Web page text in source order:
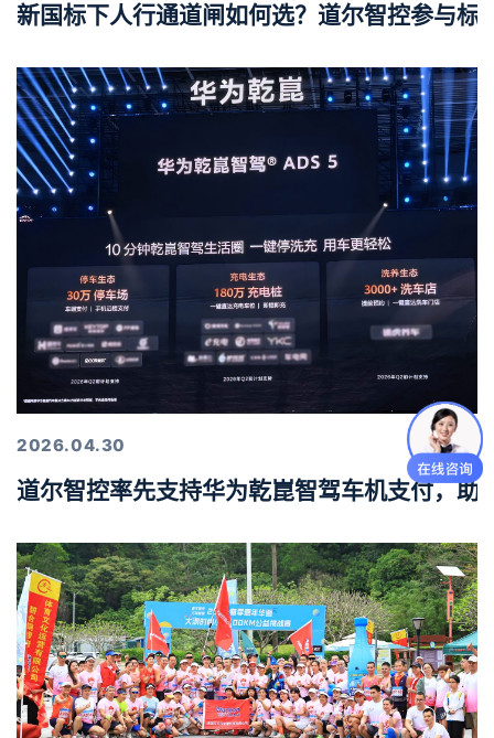
新国标下人行通道闸如何选？道尔智控参与标
2026.04.30
道尔智控率先支持华为乾崑智驾车机支付，助